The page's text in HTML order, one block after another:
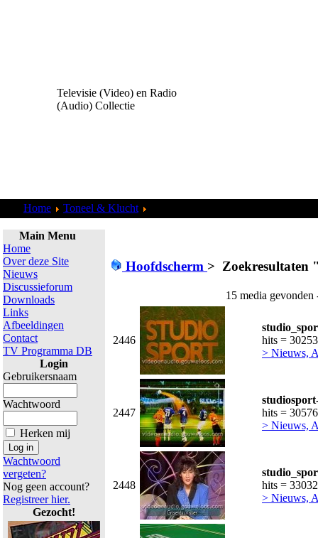
Televisie (Video) en Radio
(Audio) Collectie
Home Toneel & Klucht
Main Menu
Home
Over deze Site
Nieuws
Discussieforum
Downloads
Links
Afbeeldingen
Contact
TV Programma DB
Login
Gebruikersnaam
Wachtwoord
Herken mij
Wachtwoord
vergeten?
Nog geen account?
Registreer hier.
Gezocht!
Hoofdscherm > Zoekresultaten
15 media
2446
hits = 30253
> Nieuws,
2447
hits = 30576
> Nieuws,
2448
hits = 33032
> Nieuws,